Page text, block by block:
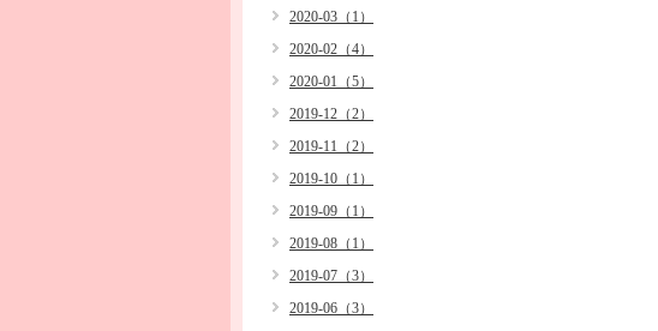
2020-03（1）
2020-02（4）
2020-01（5）
2019-12（2）
2019-11（2）
2019-10（1）
2019-09（1）
2019-08（1）
2019-07（3）
2019-06（3）